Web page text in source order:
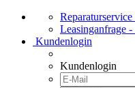
Leasinganfrage
Kundenlogin
Kundenlogin